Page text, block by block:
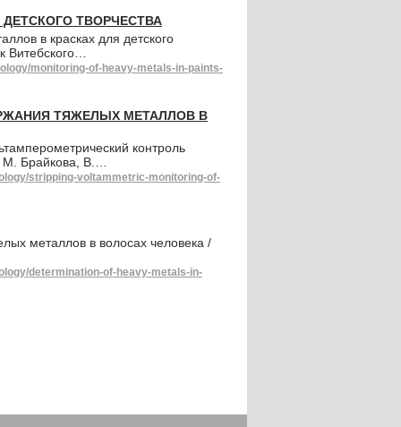
ТВОРЧЕСТВА
в красках для детского
monitoring-of-heavy-metals-in-paints-
ТЯЖЕЛЫХ МЕТАЛЛОВ В
контроль
Брайкова, В.…
stripping-voltammetric-monitoring-of-
металлов в волосах человека /
determination-of-heavy-metals-in-